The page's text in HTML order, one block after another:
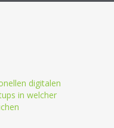
digitalen
in welcher